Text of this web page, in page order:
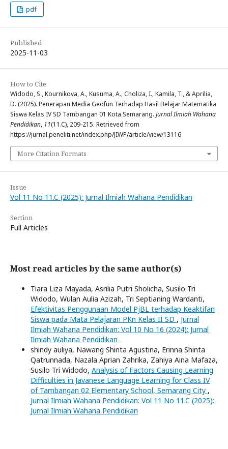
pdf
Published
2025-11-03
How to Cite
Widodo, S., Kournikova, A., Kusuma, A., Choliza, I., Kamila, T., & Aprilia,
D. (2025). Penerapan Media Geofun Terhadap Hasil Belajar Matematika
Siswa Kelas IV SD Tambangan 01 Kota Semarang. Jurnal Ilmiah Wahana
Pendidikan, 11(11.C), 209-215. Retrieved from
https://jurnal.peneliti.net/index.php/JIWP/article/view/13116
More Citation Formats
Issue
Vol 11 No 11.C (2025): Jurnal Ilmiah Wahana Pendidikan
Section
Full Articles
Most read articles by the same author(s)
Tiara Liza Mayada, Asrilia Putri Sholicha, Susilo Tri
Widodo, Wulan Aulia Azizah, Tri Septianing Wardanti,
Efektivitas Penggunaan Model PjBL terhadap Keaktifan
Siswa pada Mata Pelajaran PKn Kelas II SD , Jurnal
Ilmiah Wahana Pendidikan: Vol 10 No 16 (2024): Jurnal
Ilmiah Wahana Pendidikan
shindy auliya, Nawang Shinta Agustina, Erinna Shinta
Qatrunnada, Nazala Aprian Zahrika, Zahiya Aina Mafaza,
Susilo Tri Widodo, Analysis of Factors Causing Learning
Difficulties in Javanese Language Learning for Class IV
of Tambangan 02 Elementary School, Semarang City ,
Jurnal Ilmiah Wahana Pendidikan: Vol 11 No 11.C (2025):
Jurnal Ilmiah Wahana Pendidikan